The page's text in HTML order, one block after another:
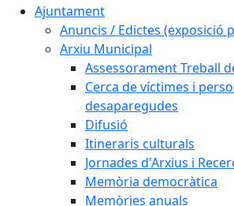
Ajuntament
Anuncis / Edictes (exposició
Arxiu Municipal
Assessorament Treball
Cerca de víctimes i
desaparegudes
Difusió
Itineraris culturals
Jornades d'Arxius i
Memòria democràtica
Memòries anuals